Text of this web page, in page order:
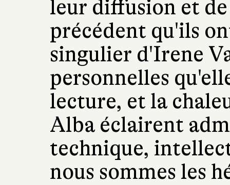
leur diffusion et
précédent qu'ils
singulier d'Irene
personnelles
lecture, et la
Alba éclairent
technique,
nous sommes les